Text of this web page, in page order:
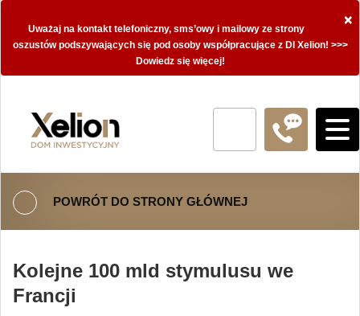
×
Uważaj na kontakt telefoniczny, sms’owy i mailowy ze strony
oszustów podszywających się pod osoby współpracujące z DI Xelion! >>>
Dowiedz się więcej!
POWRÓT DO STRONY GŁÓWNEJ
Kolejne 100 mld stymulusu we
Francji